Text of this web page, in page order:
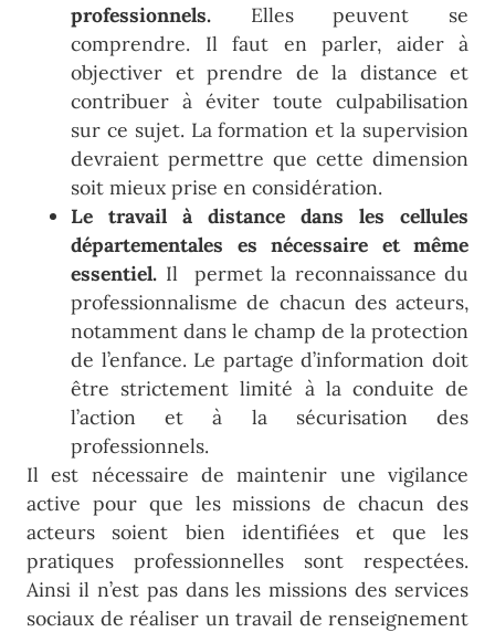
professionnels. Elles peuvent se
comprendre. Il faut en parler, aider à
objectiver et prendre de la distance et
contribuer à éviter toute culpabilisation
sur ce sujet. La formation et la supervision
devraient permettre que cette dimension
soit mieux prise en considération.
Le travail à distance dans les cellules
départementales es nécessaire et même
essentiel. Il permet la reconnaissance du
professionnalisme de chacun des acteurs,
notamment dans le champ de la protection
de l’enfance. Le partage d’information doit
être strictement limité à la conduite de
l’action et à la sécurisation des
professionnels.
Il est nécessaire de maintenir une vigilance
active pour que les missions de chacun des
acteurs soient bien identifiées et que les
pratiques professionnelles sont respectées.
Ainsi il n’est pas dans les missions des services
sociaux de réaliser un travail de renseignement